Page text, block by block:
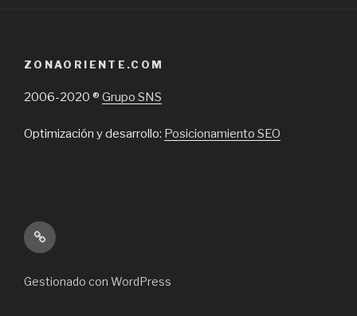
caucho
de
ZONAORIENTE.COM
2006-2020 ® Grupo SNS
Optimización y desarrollo: Posicionamiento SEO
Inicio
Gestionado con WordPress